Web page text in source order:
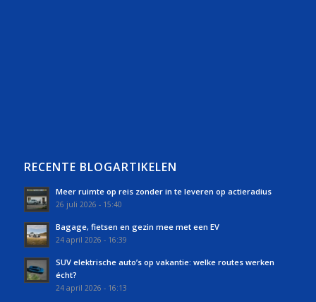
RECENTE BLOGARTIKELEN
Meer ruimte op reis zonder in te leveren op actieradius
26 juli 2026 - 15:40
Bagage, fietsen en gezin mee met een EV
24 april 2026 - 16:39
SUV elektrische auto’s op vakantie: welke routes werken
écht?
24 april 2026 - 16:13